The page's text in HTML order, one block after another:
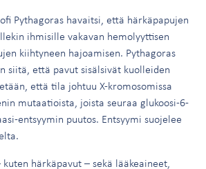
Pythagoras havaitsi, että härkäpapujen
ihmisille vakavan hemolyyttisen
kiihtyneen hajoamisen. Pythagoras
siitä, että pavut sisälsivät kuolleiden
että tila johtuu X-kromosomissa
mutaatioista, joista seuraa glukoosi-6-
entsyymin puutos. Entsyymi suojelee
härkäpavut – sekä lääkeaineet,